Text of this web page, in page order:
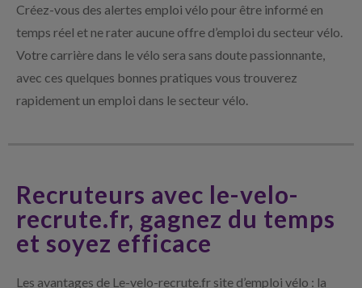
Créez-vous des alertes emploi vélo pour être informé en
temps réel et ne rater aucune offre d’emploi du secteur vélo.
Votre carrière dans le vélo sera sans doute passionnante,
avec ces quelques bonnes pratiques vous trouverez
rapidement un emploi dans le secteur vélo.
Recruteurs avec le-velo-
recrute.fr, gagnez du temps
et soyez efficace
Les avantages de Le-velo-recrute.fr site d’emploi vélo : la